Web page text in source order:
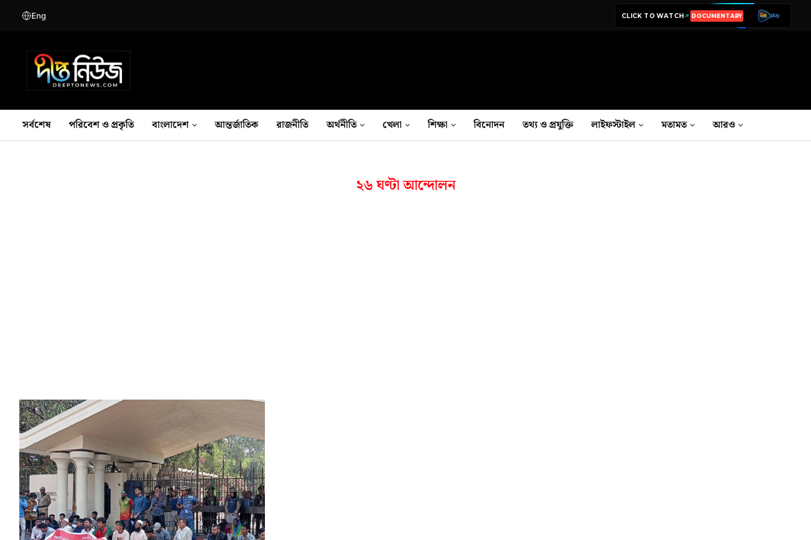
Eng CLICK TO WATCH DOCUMENTARY
LIVE TV
সর্বশেষ পরিবেশ ও প্রকৃতি বাংলাদেশ আন্তর্জাতিক রাজনীতি অর্থনীতি খেলা শিক্ষা বিনোদন তথ‍্য ও প্রযুক্তি লাইফস্টাইল মতামত আরও
২৬ ঘণ্টা আন্দোলন